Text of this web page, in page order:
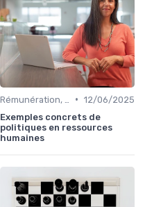
• 12/06/2025
Exemples concrets de
politiques en ressources
humaines